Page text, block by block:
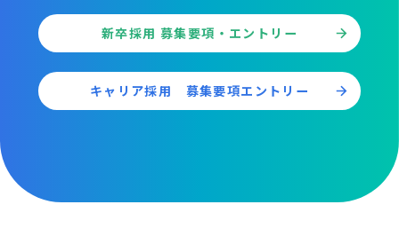
新卒採用 募集要項・エントリー
キャリア採用 募集要項エントリー